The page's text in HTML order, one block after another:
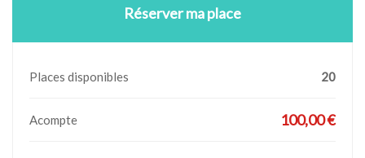
Réserver ma place
Places disponibles 20
Acompte 100,00 €